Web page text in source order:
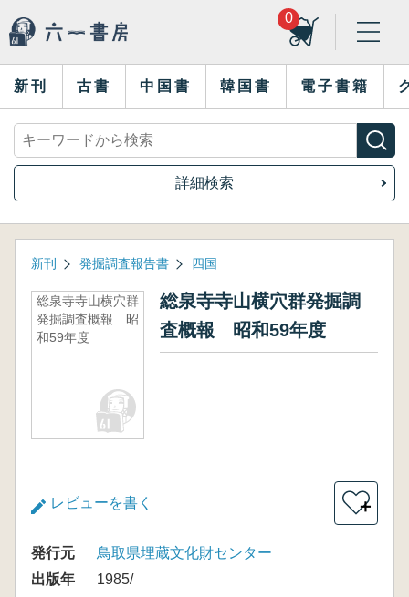
0
新刊 古書 中国書 韓国書 電子書籍
詳細検索
新刊 発掘調査報告書 四国
総泉寺寺山横穴群
発掘調査概報 昭
和59年度
総泉寺寺山横穴群発掘調
査概報 昭和59年度
レビューを書く ＋
発行元
鳥取県埋蔵文化財センター
出版年
1985/